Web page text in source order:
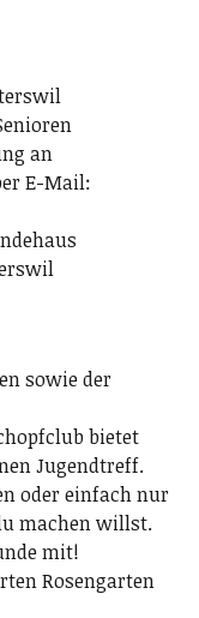
an
E-Mail:
sowie der
bietet
Jugendtreff.
oder einfach nur
machen willst.
mit!
Rosengarten